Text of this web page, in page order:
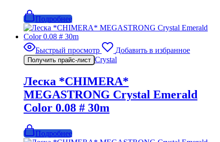
Подробнее
Быстрый просмотр Добавить в избранное
Получить прайс-лист Crystal
Леска *CHIMERA*
MEGASTRONG Crystal Emerald
Color 0.08 # 30m
Подробнее